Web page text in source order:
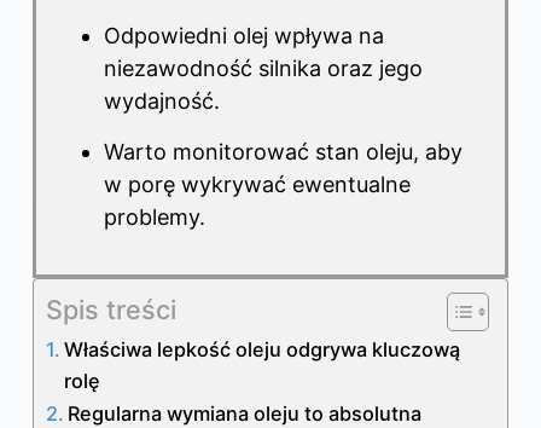
Odpowiedni olej wpływa na
niezawodność silnika oraz jego
wydajność.
Warto monitorować stan oleju, aby
w porę wykrywać ewentualne
problemy.
Spis treści
Właściwa lepkość oleju odgrywa kluczową
rolę
Regularna wymiana oleju to absolutna